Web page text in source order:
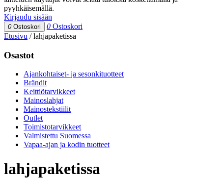
pyyhkäisemällä.
Kirjaudu sisään
0 Ostoskori 0 Ostoskori
Etusivu /lahjapaketissa
Osastot
Ajankohtaiset- ja sesonkituotteet
Brändit
Keittiötarvikkeet
Mainoslahjat
Mainostekstiilit
Outlet
Toimistotarvikkeet
Valmistettu Suomessa
Vapaa-ajan ja kodin tuotteet
lahjapaketissa